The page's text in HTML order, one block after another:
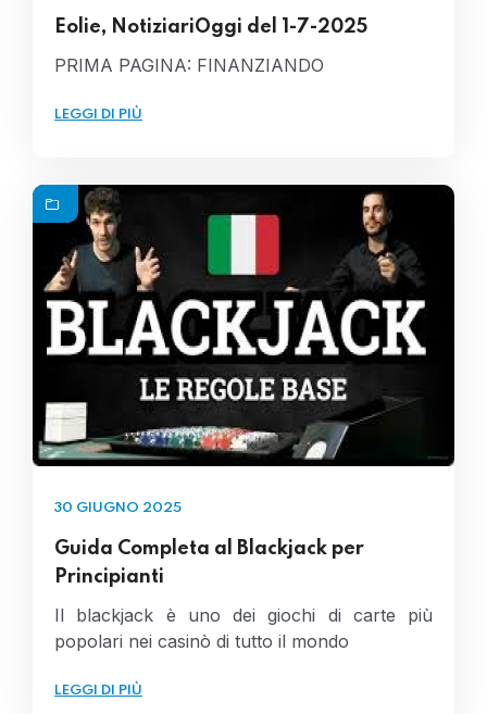
Eolie, NotiziariOggi del 1-7-2025
PRIMA PAGINA: FINANZIANDO
LEGGI DI PIÙ
30 GIUGNO 2025
Guida Completa al Blackjack per
Principianti
Il blackjack è uno dei giochi di carte più
popolari nei casinò di tutto il mondo
LEGGI DI PIÙ